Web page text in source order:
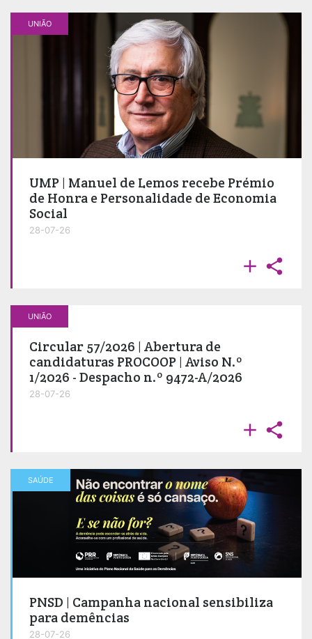
UNIÃO
UMP | Manuel de Lemos recebe Prémio
de Honra e Personalidade de Economia
Social
28-07-26
 
UNIÃO
Circular 57/2026 | Abertura de
candidaturas PROCOOP | Aviso N.º
1/2026 - Despacho n.º 9472-A/2026
28-07-26
 
SAÚDE
PNSD | Campanha nacional sensibiliza
para demências
28-07-26